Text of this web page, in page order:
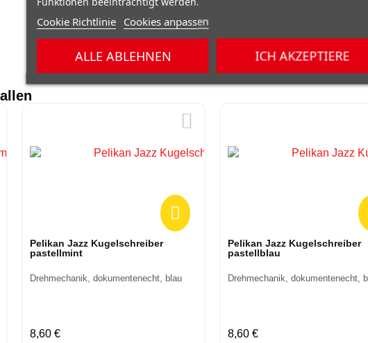
Pelikan Jazz Kugelschreiber
pastellmint
Drehmechanik, dokumentenecht, blau
8,60 €
Pelikan Jazz Kugelschreiber
pastellblau
Drehmechanik, dokumentenecht,
8,60 €
Cookie Richtlinie Cookies anpassen
ALLE ABLEHNEN ICH AKZEPTIERE